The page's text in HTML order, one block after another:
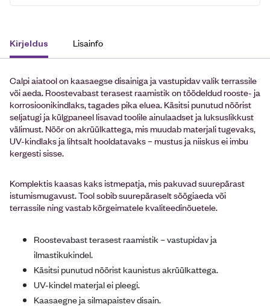
Kirjeldus Lisainfo
Calpi aiatool on kaasaegse disainiga ja vastupidav valik terrassile
või aeda. Roostevabast terasest raamistik on töödeldud rooste- ja
korrosioonikindlaks, tagades pika eluea. Käsitsi punutud nöörist
seljatugi ja külgpaneel lisavad toolile ainulaadset ja luksuslikkust
välimust. Nöör on akrüülkattega, mis muudab materjali tugevaks,
UV-kindlaks ja lihtsalt hooldatavaks – mustus ja niiskus ei imbu
kergesti sisse.
Komplektis kaasas kaks istmepatja, mis pakuvad suurepärast
istumismugavust. Tool sobib suurepäraselt söögiaeda või
terrassile ning vastab kõrgeimatele kvaliteedinõuetele.
Roostevabast terasest raamistik – vastupidav ja
ilmastikukindel.
Käsitsi punutud nöörist kaunistus akrüülkattega.
UV-kindel materjal ei pleegi.
Kaasaegne ja silmapaistev disain.